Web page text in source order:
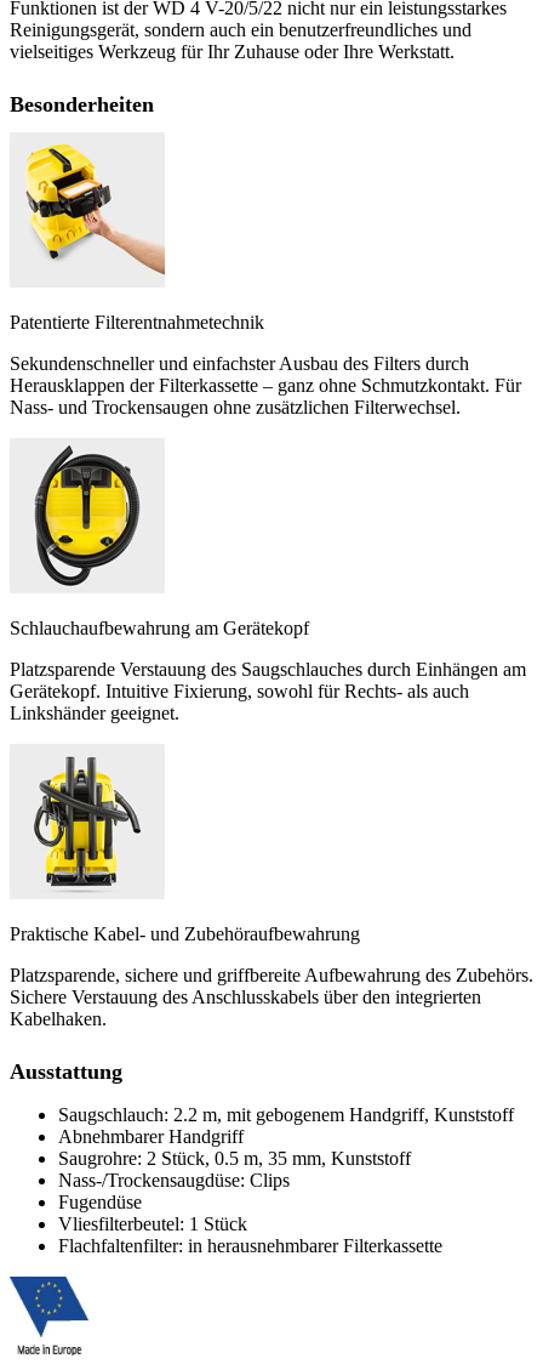
Funktionen ist der WD 4 V-20/5/22 nicht nur ein leistungsstarkes
Reinigungsgerät, sondern auch ein benutzerfreundliches und
vielseitiges Werkzeug für Ihr Zuhause oder Ihre Werkstatt.
Besonderheiten
Patentierte Filterentnahmetechnik
Sekundenschneller und einfachster Ausbau des Filters durch
Herausklappen der Filterkassette – ganz ohne Schmutzkontakt. Für
Nass- und Trockensaugen ohne zusätzlichen Filterwechsel.
Schlauchaufbewahrung am Gerätekopf
Platzsparende Verstauung des Saugschlauches durch Einhängen am
Gerätekopf. Intuitive Fixierung, sowohl für Rechts- als auch
Linkshänder geeignet.
Praktische Kabel- und Zubehöraufbewahrung
Platzsparende, sichere und griffbereite Aufbewahrung des Zubehörs.
Sichere Verstauung des Anschlusskabels über den integrierten
Kabelhaken.
Ausstattung
Saugschlauch: 2.2 m, mit gebogenem Handgriff, Kunststoff
Abnehmbarer Handgriff
Saugrohre: 2 Stück, 0.5 m, 35 mm, Kunststoff
Nass-/Trockensaugdüse: Clips
Fugendüse
Vliesfilterbeutel: 1 Stück
Flachfaltenfilter: in herausnehmbarer Filterkassette